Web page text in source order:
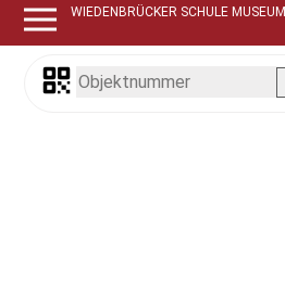
WIEDENBRÜCKER SCHULE MUSEUM